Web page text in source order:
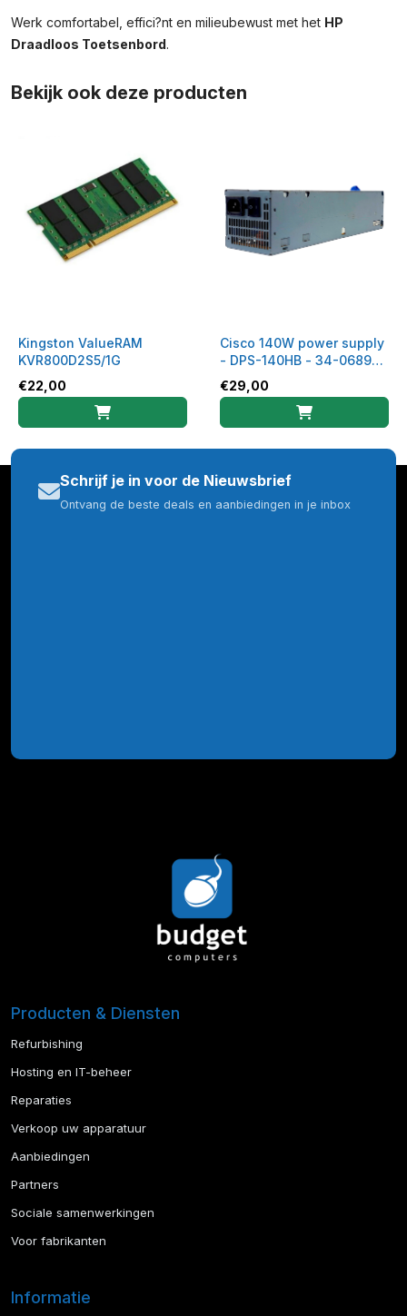
Werk comfortabel, effici?nt en milieubewust met het HP
Draadloos Toetsenbord.
Bekijk ook deze producten
Kingston ValueRAM
KVR800D2S5/1G
€22,00
Cisco 140W power supply
- DPS-140HB - 34-0689-
01
€29,00
Schrijf je in voor de Nieuwsbrief
Ontvang de beste deals en aanbiedingen in je inbox
Producten & Diensten
Refurbishing
Hosting en IT-beheer
Reparaties
Verkoop uw apparatuur
Aanbiedingen
Partners
Sociale samenwerkingen
Voor fabrikanten
Informatie